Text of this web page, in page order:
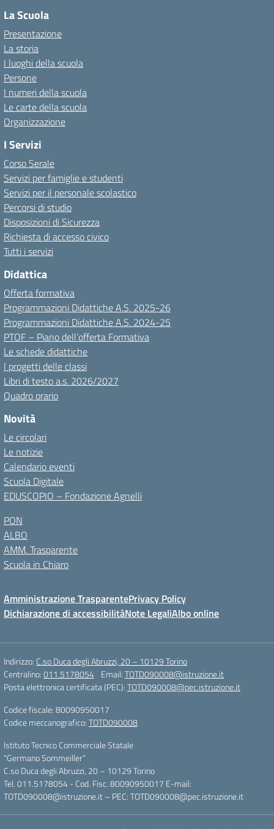
La Scuola
Presentazione
La storia
I luoghi della scuola
Persone
I numeri della scuola
Le carte della scuola
Organizzazione
I Servizi
Corso Serale
Servizi per famiglie e studenti
Servizi per il personale scolastico
Percorsi di studio
Disposizioni di Sicurezza
Richiesta di accesso civico
Tutti i servizi
Didattica
Offerta formativa
Programmazioni Didattiche A.S. 2025-26
Programmazioni Didattiche A.S. 2024-25
PTOF – Piano dell’offerta Formativa
Le schede didattiche
I progetti delle classi
Libri di testo a.s. 2026/2027
Quadro orario
Novità
Le circolari
Le notizie
Calendario eventi
Scuola Digitale
EDUSCOPIO – Fondazione Agnelli
PON
ALBO
AMM. Trasparente
Scuola in Chiaro
Amministrazione TrasparentePrivacy Policy
Dichiarazione di accessibilitàNote LegaliAlbo online
Indirizzo: C.so Duca degli Abruzzi, 20 – 10129 Torino
Centralino:011.5178054 Email:TOTD090008@istruzione.it
Posta elettronica certificata (PEC):TOTD090008@pec.istruzione.it
Codice fiscale: 80090950017
Codice meccanografico:TOTD090008
Istituto Tecnico Commerciale Statale
“Germano Sommeiller”
C.so Duca degli Abruzzi, 20 – 10129 Torino
Tel. 011.5178054 - Cod. Fisc. 80090950017 E-mail:
TOTD090008@istruzione.it – PEC: TOTD090008@pec.istruzione.it